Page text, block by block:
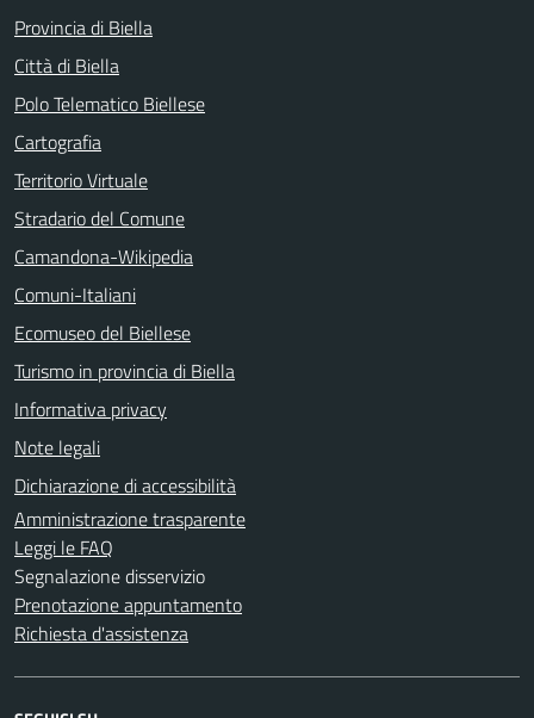
Provincia di Biella
Città di Biella
Polo Telematico Biellese
Cartografia
Territorio Virtuale
Stradario del Comune
Camandona-Wikipedia
Comuni-Italiani
Ecomuseo del Biellese
Turismo in provincia di Biella
Informativa privacy
Note legali
Dichiarazione di accessibilità
Amministrazione trasparente
Leggi le FAQ
Segnalazione disservizio
Prenotazione appuntamento
Richiesta d'assistenza